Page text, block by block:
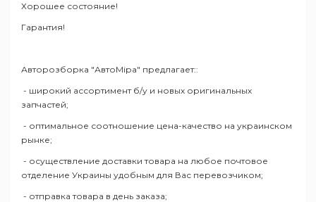
Хорошее состояние!
Гарантия!
Авторозборка "АвтоМіра" предлагает::
- широкий ассортимент б/у и новых оригинальных
запчастей;
- оптимальное соотношение цена-качество на украинском
рынке;
- осуществление доставки товара на любое почтовое
отделение Украины удобным для Вас перевозчиком;
- отправка товара в день заказа;